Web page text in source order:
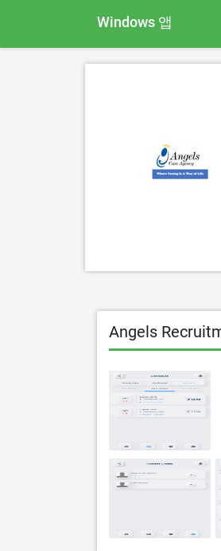
Windows 앱
Angels